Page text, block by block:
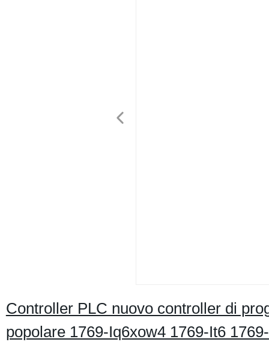
Controller PLC nuovo controller di
popolare 1769-Iq6xow4 1769-It6